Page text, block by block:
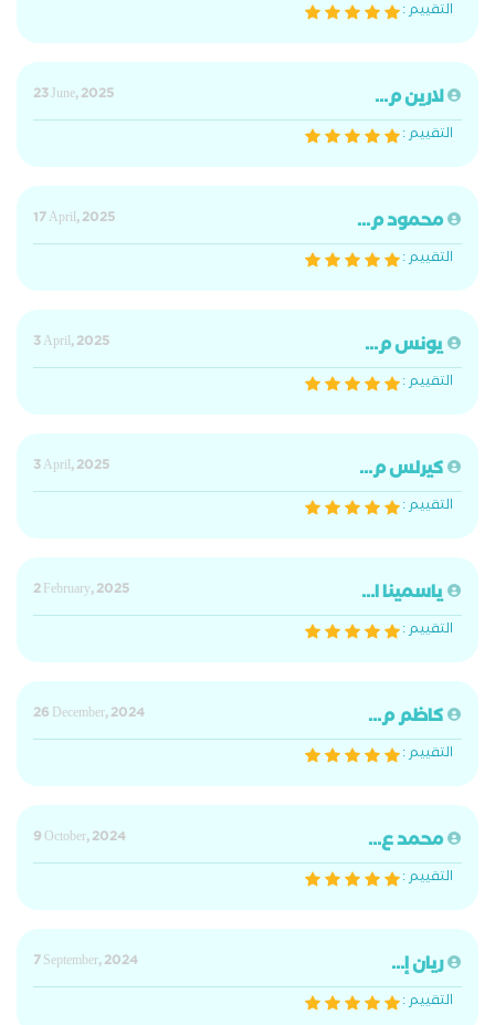
التقييم :
لارين م...
23 June, 2025
التقييم :
محمود م...
17 April, 2025
التقييم :
يونس م...
3 April, 2025
التقييم :
كيرلس م...
3 April, 2025
التقييم :
ياسمينا ا...
2 February, 2025
التقييم :
كاظم م...
26 December, 2024
التقييم :
محمد ع...
9 October, 2024
التقييم :
ريان إ...
7 September, 2024
التقييم :